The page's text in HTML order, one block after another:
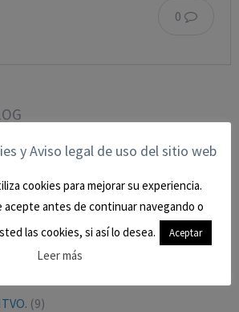
0
(9)
y Aviso legal de uso del sitio web
cookies para mejorar su experiencia.
acepte antes de continuar navegando o
las cookies, si así lo desea.
Aceptar
Leer más